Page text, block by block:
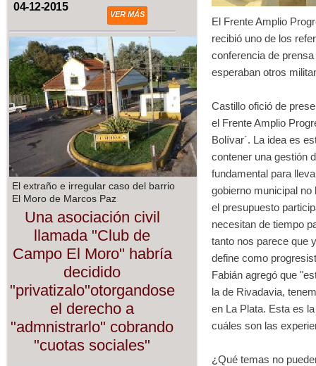
04-12-2015
VER MÁS
El extraño e irregular caso del barrio
El Moro de Marcos Paz
Una asociación civil
llamada "Club de
Campo El Moro" habría
decidido
"privatizalo"otorgandose
el derecho a
"admnistrarlo" cobrando
"cuotas sociales"
El Frente Amplio
recibió uno de los
conferencia de
esperaban otros
Castillo ofició de
el Frente Amplio
Bolívar´. La idea es
contener una gestión
fundamental para
gobierno municipal
el presupuesto
necesitan de tiempo
tanto nos parece que
define como
Fabián agregó que
la de Rivadavia,
en La Plata. Esta es
cuáles son las
¿Qué temas no